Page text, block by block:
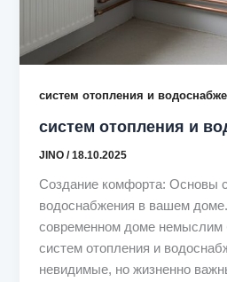
систем отопления и
систем отопления и
JINO/18.10.2025
Создание комфорта: Основы
водоснабжения в вашем
современном доме немыслим
систем отопления и
невидимые, но жизненно